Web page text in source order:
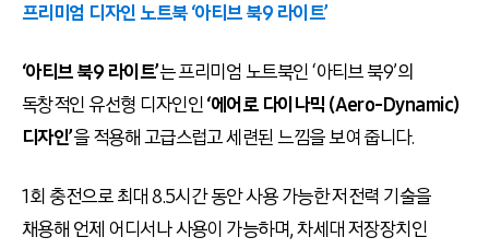
프리미엄 디자인 노트북 ‘아티브 북9 라이트’
‘아티브 북9 라이트’는 프리미엄 노트북인 ‘아티브 북9’의
독창적인 유선형 디자인인‘에어로 다이나믹 (Aero-Dynamic)
디자인’을 적용해 고급스럽고 세련된 느낌을 보여 줍니다.
1회 충전으로 최대 8.5시간 동안 사용 가능한 저전력 기술을
채용해 언제 어디서나 사용이 가능하며, 차세대 저장장치인